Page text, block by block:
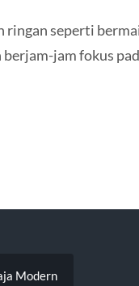
ringan seperti
jam fokus
Modern